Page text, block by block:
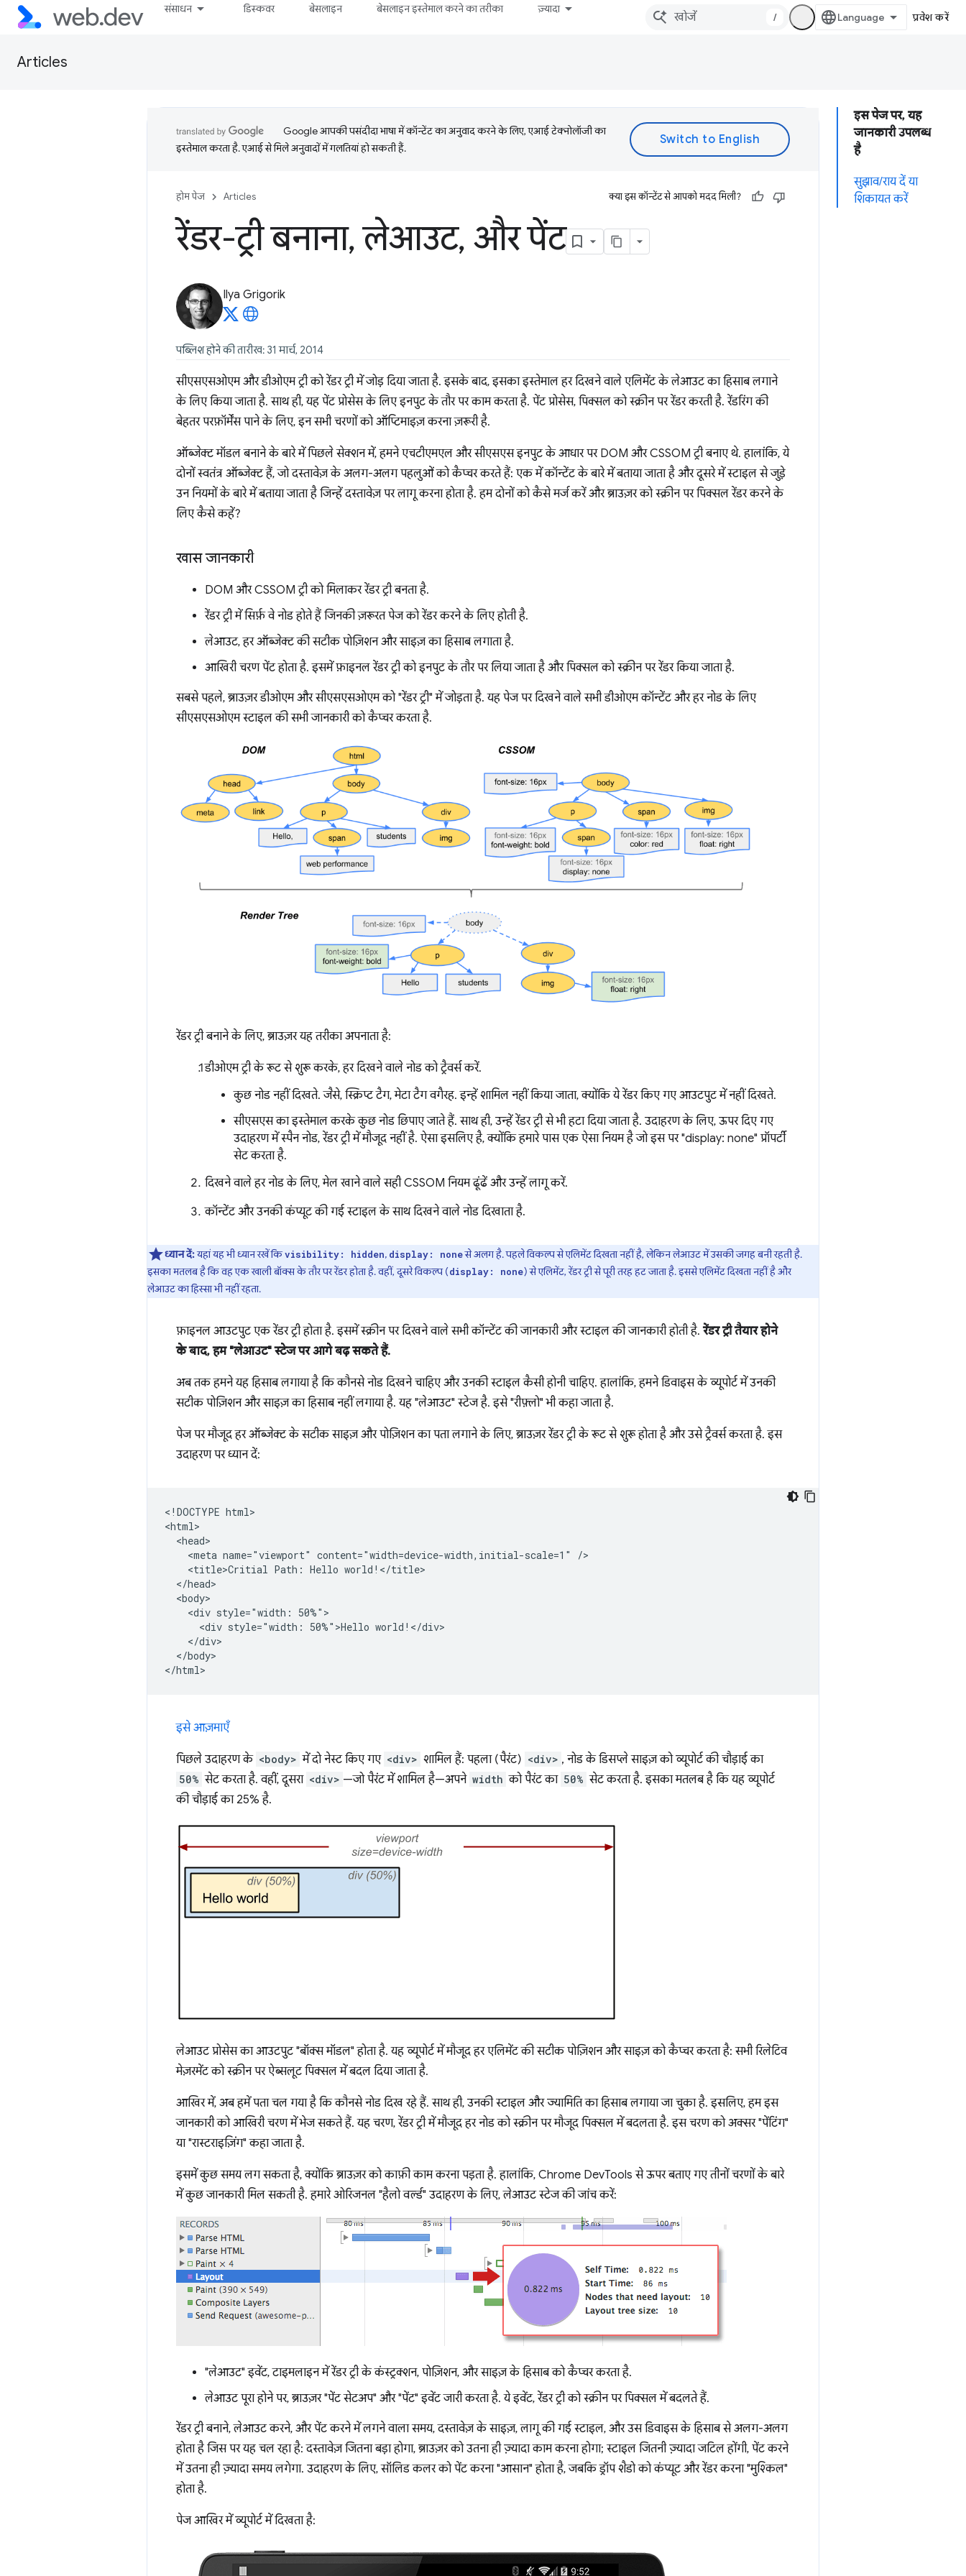
संसाधन डिस्कवर बेसलाइन बेसलाइन इस्तेमाल करने का तरीका ज़्यादा
/ प्रवेश करें
Articles
इस पेज पर, यह
जानकारी उपलब्ध
है
सुझाव/राय दें या
शिकायत करें
Google आपकी पसंदीदा भाषा में कॉन्टेंट का अनुवाद करने के लिए, एआई टेक्नोलॉजी का
इस्तेमाल करता है. एआई से मिले अनुवादों में गलतियां हो सकती हैं.
होम पेज Articles क्या इस कॉन्टेंट से आपको मदद मिली?
रेंडर-ट्री बनाना,लेआउट, और पेंट
Ilya Grigorik
पब्लिश होने की तारीख: 31 मार्च, 2014
सीएसएसओएम और डीओएम ट्री को रेंडर ट्री में जोड़ दिया जाता है. इसके बाद, इसका इस्तेमाल हर दिखने वाले एलिमेंट के लेआउट का हिसाब लगाने
के लिए किया जाता है. साथ ही, यह पेंट प्रोसेस के लिए इनपुट के तौर पर काम करता है. पेंट प्रोसेस, पिक्सल को स्क्रीन पर रेंडर करती है. रेंडरिंग की
बेहतर परफ़ॉर्मेंस पाने के लिए, इन सभी चरणों को ऑप्टिमाइज़ करना ज़रूरी है.
ऑब्जेक्ट मॉडल बनाने के बारे में पिछले सेक्शन में, हमने एचटीएमएल और सीएसएस इनपुट के आधार पर DOM और CSSOM ट्री बनाए थे. हालांकि, ये
दोनों स्वतंत्र ऑब्जेक्ट हैं, जो दस्तावेज़ के अलग-अलग पहलुओं को कैप्चर करते हैं: एक में कॉन्टेंट के बारे में बताया जाता है और दूसरे में स्टाइल से जुड़े
उन नियमों के बारे में बताया जाता है जिन्हें दस्तावेज़ पर लागू करना होता है. हम दोनों को कैसे मर्ज करें और ब्राउज़र को स्क्रीन पर पिक्सल रेंडर करने के
लिए कैसे कहें?
खास जानकारी
DOM और CSSOM ट्री को मिलाकर रेंडर ट्री बनता है.
रेंडर ट्री में सिर्फ़ वे नोड होते हैं जिनकी ज़रूरत पेज को रेंडर करने के लिए होती है.
लेआउट, हर ऑब्जेक्ट की सटीक पोज़िशन और साइज़ का हिसाब लगाता है.
आखिरी चरण पेंट होता है. इसमें फ़ाइनल रेंडर ट्री को इनपुट के तौर पर लिया जाता है और पिक्सल को स्क्रीन पर रेंडर किया जाता है.
सबसे पहले, ब्राउज़र डीओएम और सीएसएसओएम को "रेंडर ट्री" में जोड़ता है. यह पेज पर दिखने वाले सभी डीओएम कॉन्टेंट और हर नोड के लिए
सीएसएसओएम स्टाइल की सभी जानकारी को कैप्चर करता है.
रेंडर ट्री बनाने के लिए, ब्राउज़र यह तरीका अपनाता है:
डीओएम ट्री के रूट से शुरू करके, हर दिखने वाले नोड को ट्रैवर्स करें.
कुछ नोड नहीं दिखते. जैसे, स्क्रिप्ट टैग, मेटा टैग वगैरह. इन्हें शामिल नहीं किया जाता, क्योंकि ये रेंडर किए गए आउटपुट में नहीं दिखते.
सीएसएस का इस्तेमाल करके कुछ नोड छिपाए जाते हैं. साथ ही, उन्हें रेंडर ट्री से भी हटा दिया जाता है. उदाहरण के लिए, ऊपर दिए गए
उदाहरण में स्पैन नोड, रेंडर ट्री में मौजूद नहीं है. ऐसा इसलिए है, क्योंकि हमारे पास एक ऐसा नियम है जो इस पर "display: none" प्रॉपर्टी
सेट करता है.
दिखने वाले हर नोड के लिए, मेल खाने वाले सही CSSOM नियम ढूंढें और उन्हें लागू करें.
कॉन्टेंट और उनकी कंप्यूट की गई स्टाइल के साथ दिखने वाले नोड दिखाता है.
ध्यान दें:यहां यह भी ध्यान रखें किvisibility: hidden, display: noneसे अलग है. पहले विकल्प से एलिमेंट दिखता नहीं है, लेकिन लेआउट में उसकी जगह बनी रहती है.
इसका मतलब है कि वह एक खाली बॉक्स के तौर पर रेंडर होता है. वहीं, दूसरे विकल्प (display: none) से एलिमेंट, रेंडर ट्री से पूरी तरह हट जाता है. इससे एलिमेंट दिखता नहीं है और
लेआउट का हिस्सा भी नहीं रहता.
फ़ाइनल आउटपुट एक रेंडर ट्री होता है. इसमें स्क्रीन पर दिखने वाले सभी कॉन्टेंट की जानकारी और स्टाइल की जानकारी होती है. रेंडर ट्री तैयार होने
के बाद, हम "लेआउट" स्टेज पर आगे बढ़ सकते हैं.
अब तक हमने यह हिसाब लगाया है कि कौनसे नोड दिखने चाहिए और उनकी स्टाइल कैसी होनी चाहिए. हालांकि, हमने डिवाइस के व्यूपोर्ट में उनकी
सटीक पोज़िशन और साइज़ का हिसाब नहीं लगाया है. यह "लेआउट" स्टेज है. इसे "रीफ़्लो" भी कहा जाता है.
पेज पर मौजूद हर ऑब्जेक्ट के सटीक साइज़ और पोज़िशन का पता लगाने के लिए, ब्राउज़र रेंडर ट्री के रूट से शुरू होता है और उसे ट्रैवर्स करता है. इस
उदाहरण पर ध्यान दें:
<!DOCTYPE html>
<html>
  <head>
    <meta name="viewport" content="width=device-width,initial-scale=1" />
    <title>Critial Path: Hello world!</title>
  </head>
  <body>
    <div style="width: 50%">
      <div style="width: 50%">Hello world!</div>
    </div>
  </body>
इसे आज़माएँ
पिछले उदाहरण के <body> में दो नेस्ट किए गए <div> शामिल हैं: पहला (पैरंट) <div> , नोड के डिसप्ले साइज़ को व्यूपोर्ट की चौड़ाई का
50% सेट करता है. वहीं, दूसरा <div> —जो पैरंट में शामिल है—अपने width को पैरंट का 50% सेट करता है. इसका मतलब है कि यह व्यूपोर्ट
की चौड़ाई का 25% है.
लेआउट प्रोसेस का आउटपुट "बॉक्स मॉडल" होता है. यह व्यूपोर्ट में मौजूद हर एलिमेंट की सटीक पोज़िशन और साइज़ को कैप्चर करता है: सभी रिलेटिव
मेज़रमेंट को स्क्रीन पर ऐब्सलूट पिक्सल में बदल दिया जाता है.
आखिर में, अब हमें पता चल गया है कि कौनसे नोड दिख रहे हैं. साथ ही, उनकी स्टाइल और ज्यामिति का हिसाब लगाया जा चुका है. इसलिए, हम इस
जानकारी को आखिरी चरण में भेज सकते हैं. यह चरण, रेंडर ट्री में मौजूद हर नोड को स्क्रीन पर मौजूद पिक्सल में बदलता है. इस चरण को अक्सर "पेंटिंग"
या "रास्टराइज़िंग" कहा जाता है.
इसमें कुछ समय लग सकता है, क्योंकि ब्राउज़र को काफ़ी काम करना पड़ता है. हालांकि, Chrome DevTools से ऊपर बताए गए तीनों चरणों के बारे
में कुछ जानकारी मिल सकती है. हमारे ओरिजनल "हैलो वर्ल्ड" उदाहरण के लिए, लेआउट स्टेज की जांच करें:
"लेआउट" इवेंट, टाइमलाइन में रेंडर ट्री के कंस्ट्रक्शन, पोज़िशन, और साइज़ के हिसाब को कैप्चर करता है.
लेआउट पूरा होने पर, ब्राउज़र "पेंट सेटअप" और "पेंट" इवेंट जारी करता है. ये इवेंट, रेंडर ट्री को स्क्रीन पर पिक्सल में बदलते हैं.
रेंडर ट्री बनाने, लेआउट करने, और पेंट करने में लगने वाला समय, दस्तावेज़ के साइज़, लागू की गई स्टाइल, और उस डिवाइस के हिसाब से अलग-अलग
होता है जिस पर यह चल रहा है: दस्तावेज़ जितना बड़ा होगा, ब्राउज़र को उतना ही ज़्यादा काम करना होगा; स्टाइल जितनी ज़्यादा जटिल होंगी, पेंट करने
में उतना ही ज़्यादा समय लगेगा. उदाहरण के लिए, सॉलिड कलर को पेंट करना "आसान" होता है, जबकि ड्रॉप शैडो को कंप्यूट और रेंडर करना "मुश्किल"
होता है.
पेज आखिर में व्यूपोर्ट में दिखता है: